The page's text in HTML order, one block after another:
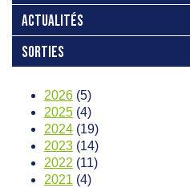
ACTUALITÉS
SORTIES
2026 (5)
2025 (4)
2024 (19)
2023 (14)
2022 (11)
2021 (4)